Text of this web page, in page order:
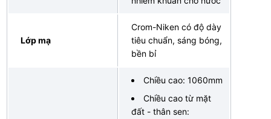
Lớp mạ
Crom-Niken có độ dày
tiêu chuẩn, sáng bóng,
bền bỉ
Chiều cao: 1060mm
Chiều cao từ mặt
đất - thân sen: